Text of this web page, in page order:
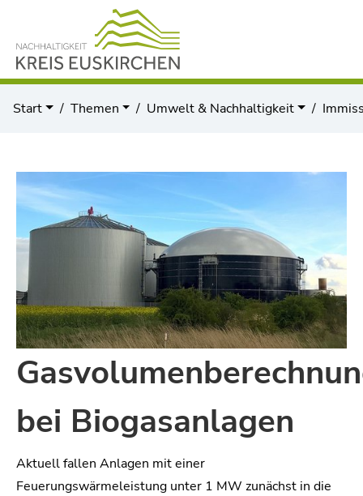
Start Themen Umwelt & Nachhaltigkeit
bei Biogasanlagen
Aktuell fallen Anlagen mit einer
Feuerungswärmeleistung unter 1 MW zunächst in die